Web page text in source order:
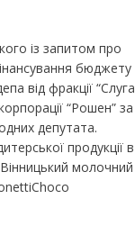
із запитом про
бюджету
від фракції “Слуга
“Рошен” за
депутата.
продукції в
Вінницький молочний